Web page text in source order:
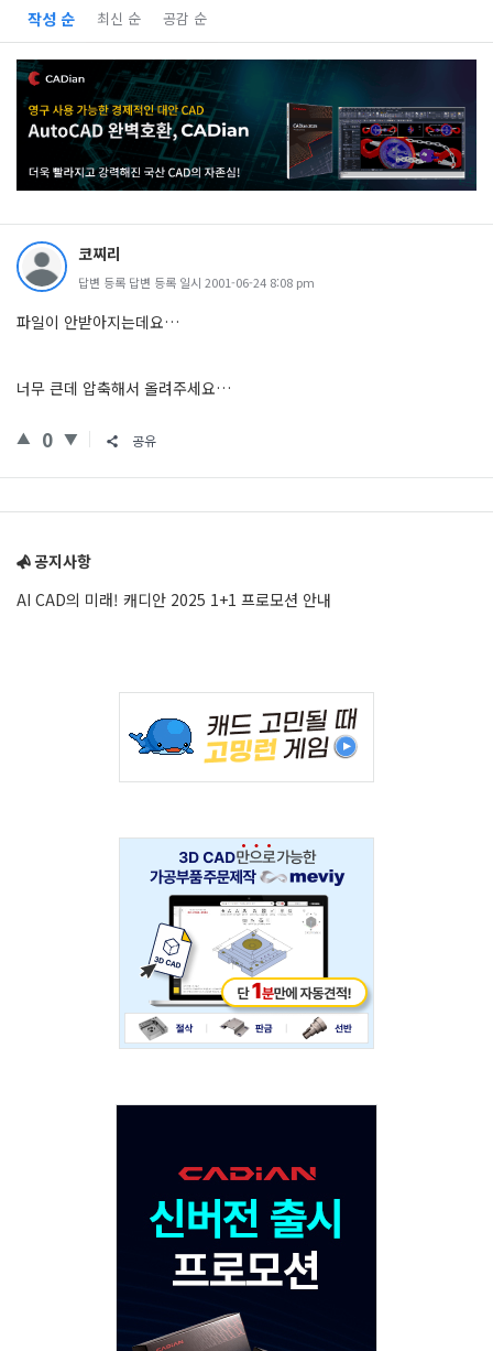
작성 순 최신 순 공감 순
코찌리
답변 등록 답변 등록 일시 2001-06-24 8:08 pm
파일이 안받아지는데요…
너무 큰데 압축해서 올려주세요…
0 공유
공지사항
AI CAD의 미래! 캐디안 2025 1+1 프로모션 안내